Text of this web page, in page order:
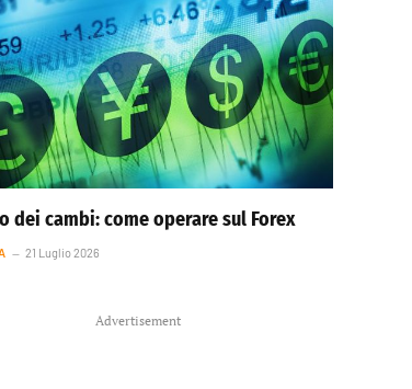
dei cambi: come operare sul Forex
21 Luglio 2026
Advertisement